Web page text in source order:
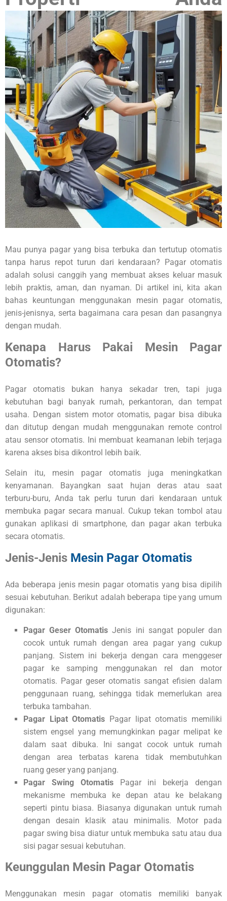
Mau punya pagar yang bisa terbuka dan tertutup otomatis
tanpa harus repot turun dari kendaraan? Pagar otomatis
adalah solusi canggih yang membuat akses keluar masuk
lebih praktis, aman, dan nyaman. Di artikel ini, kita akan
bahas keuntungan menggunakan mesin pagar otomatis,
jenis-jenisnya, serta bagaimana cara pesan dan pasangnya
dengan mudah.
Kenapa Harus Pakai Mesin Pagar
Otomatis?
Pagar otomatis bukan hanya sekadar tren, tapi juga
kebutuhan bagi banyak rumah, perkantoran, dan tempat
usaha. Dengan sistem motor otomatis, pagar bisa dibuka
dan ditutup dengan mudah menggunakan remote control
atau sensor otomatis. Ini membuat keamanan lebih terjaga
karena akses bisa dikontrol lebih baik.
Selain itu, mesin pagar otomatis juga meningkatkan
kenyamanan. Bayangkan saat hujan deras atau saat
terburu-buru, Anda tak perlu turun dari kendaraan untuk
membuka pagar secara manual. Cukup tekan tombol atau
gunakan aplikasi di smartphone, dan pagar akan terbuka
secara otomatis.
Jenis-Jenis Mesin Pagar Otomatis
Ada beberapa jenis mesin pagar otomatis yang bisa dipilih
sesuai kebutuhan. Berikut adalah beberapa tipe yang umum
digunakan:
Pagar Geser Otomatis Jenis ini sangat populer dan
cocok untuk rumah dengan area pagar yang cukup
panjang. Sistem ini bekerja dengan cara menggeser
pagar ke samping menggunakan rel dan motor
otomatis. Pagar geser otomatis sangat efisien dalam
penggunaan ruang, sehingga tidak memerlukan area
terbuka tambahan.
Pagar Lipat Otomatis Pagar lipat otomatis memiliki
sistem engsel yang memungkinkan pagar melipat ke
dalam saat dibuka. Ini sangat cocok untuk rumah
dengan area terbatas karena tidak membutuhkan
ruang geser yang panjang.
Pagar Swing OtomatisPagar ini bekerja dengan
mekanisme membuka ke depan atau ke belakang
seperti pintu biasa. Biasanya digunakan untuk rumah
dengan desain klasik atau minimalis. Motor pada
pagar swing bisa diatur untuk membuka satu atau dua
sisi pagar sesuai kebutuhan.
Keunggulan Mesin Pagar Otomatis
Menggunakan mesin pagar otomatis memiliki banyak